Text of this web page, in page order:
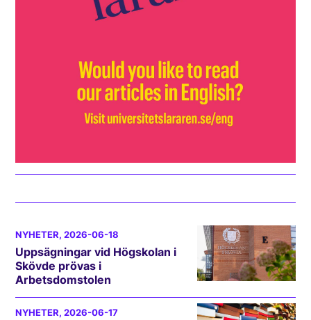
NYHETER, 2026-06-18
Uppsägningar vid Högskolan i
Skövde prövas i
Arbetsdomstolen
NYHETER, 2026-06-17